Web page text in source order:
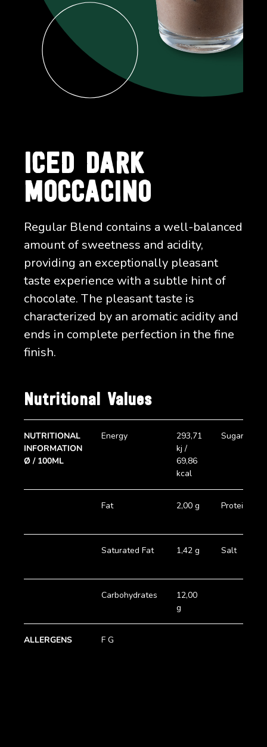
ICED DARK
MOCCACINO
Regular Blend contains a well-balanced
amount of sweetness and acidity,
providing an exceptionally pleasant
taste experience with a subtle hint of
chocolate. The pleasant taste is
characterized by an aromatic acidity and
ends in complete perfection in the fine
finish.
Nutritional Values
NUTRITIONAL
INFORMATION
Ø / 100ML
Energy
293,71
kj /
69,86
kcal
Sugar
Fat 2,00 g Protein
Saturated Fat 1,42 g Salt
Carbohydrates
12,00
g
ALLERGENS F G